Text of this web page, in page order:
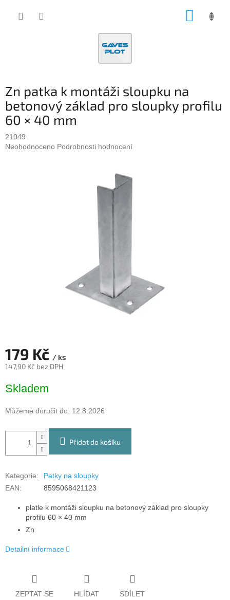
Zn patka k montáži sloupku na
betonový základ pro sloupky profilu
60 × 40 mm
21049
Průměrné
Neohodnoceno Podrobnosti hodnocení
179 Kč / ks
147,90 Kč bez DPH
cena:
Skladem
Můžeme doručit do: 12.8.2026
Přidat do košíku
Kategorie:
Patky na sloupky
EAN: 8595068421123
platle k montáži sloupku na betonový základ pro sloupky
profilu 60 × 40 mm
Zn
Detailní informace
ZEPTAT SE HLÍDAT SDÍLET